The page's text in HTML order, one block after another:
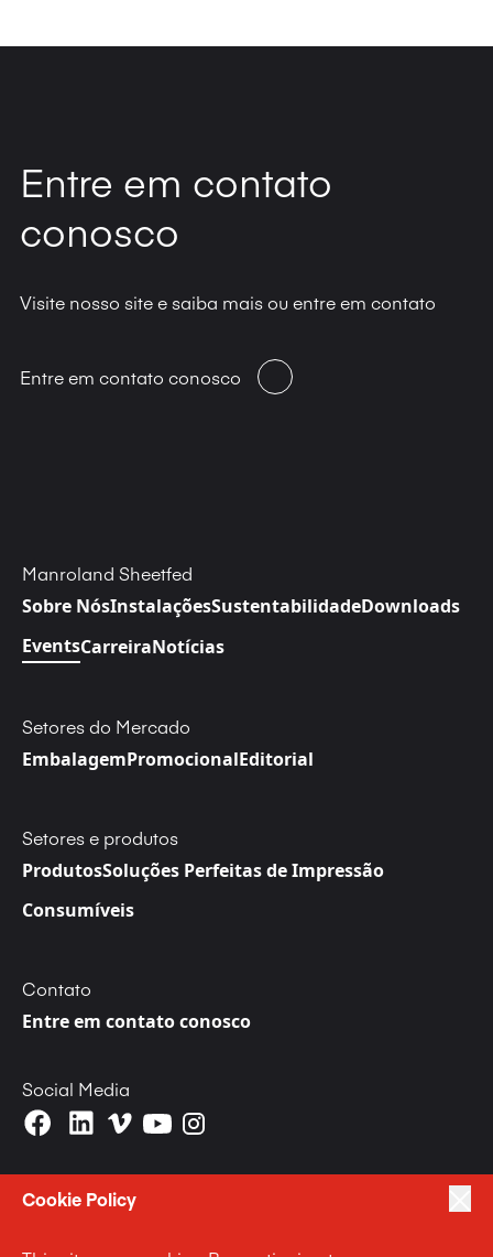
Cookie Policy
Entre em contato
conosco
Visite nosso site e saiba mais ou entre em contato
Entre em contato conosco
Manroland Sheetfed
Sobre NósInstalaçõesSustentabilidadeDownloads
EventsCarreiraNotícias
Setores do Mercado
EmbalagemPromocionalEditorial
Setores e produtos
ProdutosSoluções Perfeitas de Impressão
Consumíveis
Contato
Entre em contato conosco
Social Media